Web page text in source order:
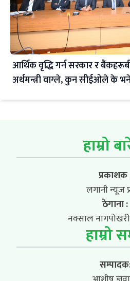
आर्थिक वृद्धि गर्न सरकार र
अर्थमन्त्री वाग्ले, कुन सीईओले के
हाम्रो
प्रकाशक
लगानी न्यूज
ठेगाना :
नक्साल
हाम्रो